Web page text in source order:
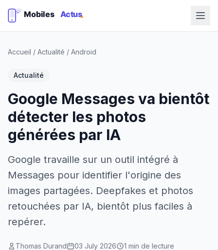
Accueil / Actualité / Android
Actualité
Google Messages va bientôt
détecter les photos
générées par IA
Google travaille sur un outil intégré à
Messages pour identifier l'origine des
images partagées. Deepfakes et photos
retouchées par IA, bientôt plus faciles à
repérer.
Thomas Durand 03 July 2026 1 min de lecture